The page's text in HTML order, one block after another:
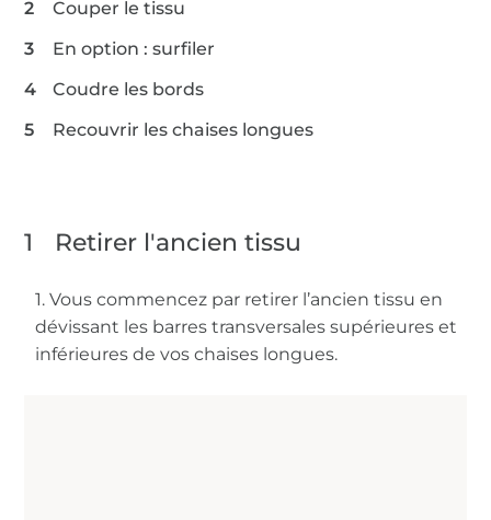
Couper le tissu
En option : surfiler
Coudre les bords
Recouvrir les chaises longues
1 Retirer l'ancien tissu
1. Vous commencez par retirer l’ancien tissu en
dévissant les barres transversales supérieures et
inférieures de vos chaises longues.